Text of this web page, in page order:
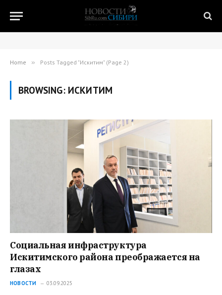
Home » Posts Tagged "Искитим" (Page 2)
BROWSING: ИСКИТИМ
Социальная инфраструктура
Искитимского района преображается на
глазах
НОВОСТИ 03.09.2025